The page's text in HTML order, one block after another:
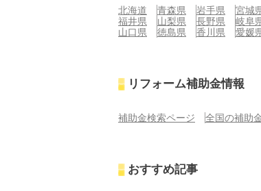
北海道 青森県 岩手県 宮城
福井県
山梨県 長野県 岐阜
山口県
徳島県 香川県 愛媛
リフォーム補助金情報
補助金検索ページ 全国の補助
おすすめ記事